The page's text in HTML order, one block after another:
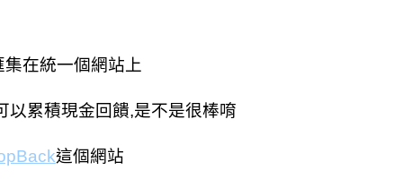
在統一個網站上
以累積現金回饋,是不是很棒唷
這個網站